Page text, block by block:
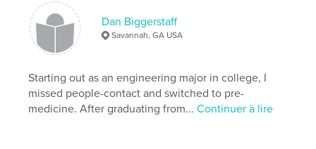
Dan Biggerstaff
Savannah, GA USA
Starting out as an engineering major in college, I
missed people-contact and switched to pre-
medicine. After graduating from...Continuer à lire